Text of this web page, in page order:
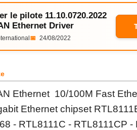
le pilote 11.10.0720.2022
Ethernet Driver
📅 24/08/2022
Ethernet 10/100M Fast
Ethernet chipset
- RTL8111C - RTL8111CP -